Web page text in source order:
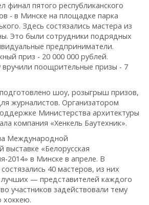
пятого республиканского
- в Минске на площадке парка
Здесь состязались мастера из
Это были сотрудники подрядных
предприниматели.
приз - 20 000 000 рублей.
поощрительные призы - 7
шоу, розыгрыш призов,
журналистов. Организатором
Министерства архитектуры
компания «Хенкель Баутехник».
Международной
выставке «Белорусская
2014» в Минске в апреле. В
40 мастеров, из них
— представителей каждого
участников задействовали тему
хоккею.